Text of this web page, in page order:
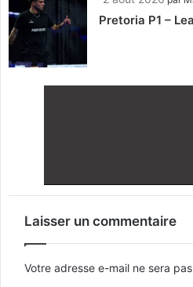
Pretoria P1 –
Laisser un commentaire
Votre adresse e-mail ne sera